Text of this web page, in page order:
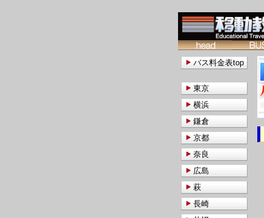
バス料金表top
東京
横浜
鎌倉
京都
奈良
広島
萩
長崎